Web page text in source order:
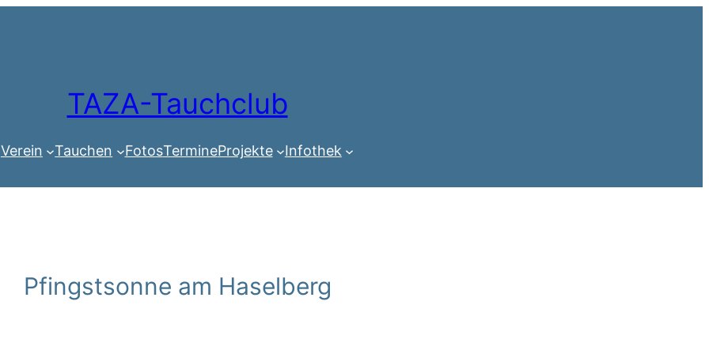
TAZA-Tauchclub
Verein Tauchen FotosTermineProjekte Infothek
Pfingstsonne am Haselberg